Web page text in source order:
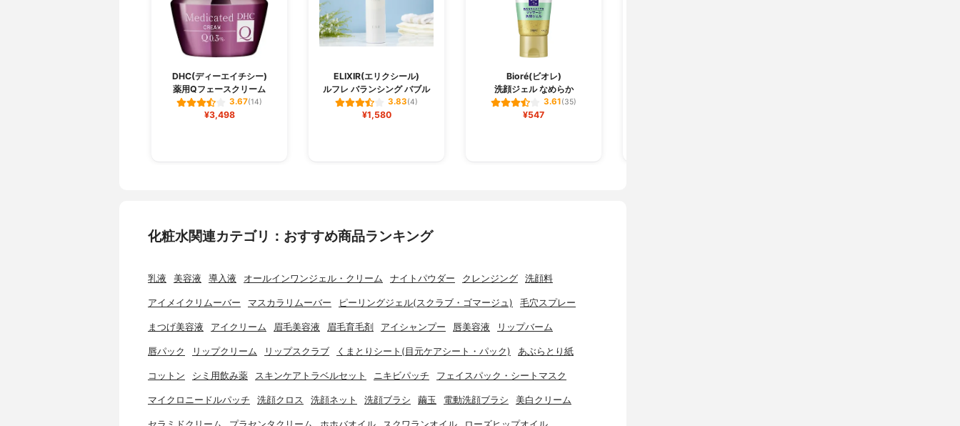
DHC(ディーエイチシー)
薬用Qフェースクリーム
3.67(14)
¥3,498
ELIXIR(エリクシール)
ルフレ バランシング バブル
3.83(4)
¥1,580
Bioré(ビオレ)
洗顔ジェル なめらか
3.61(35)
¥547
化粧水関連カテゴリ：おすすめ商品ランキング
乳液 美容液 導入液 オールインワンジェル・クリーム ナイトパウダー クレンジング 洗顔料
アイメイクリムーバー マスカラリムーバー ピーリングジェル(スクラブ・ゴマージュ) 毛穴スプレー
まつげ美容液 アイクリーム 眉毛美容液 眉毛育毛剤 アイシャンプー 唇美容液 リップバーム
唇パック リップクリーム リップスクラブ くまとりシート(目元ケアシート・パック) あぶらとり紙
コットン シミ用飲み薬 スキンケアトラベルセット ニキビパッチ フェイスパック・シートマスク
マイクロニードルパッチ 洗顔クロス 洗顔ネット 洗顔ブラシ 繭玉 電動洗顔ブラシ 美白クリーム